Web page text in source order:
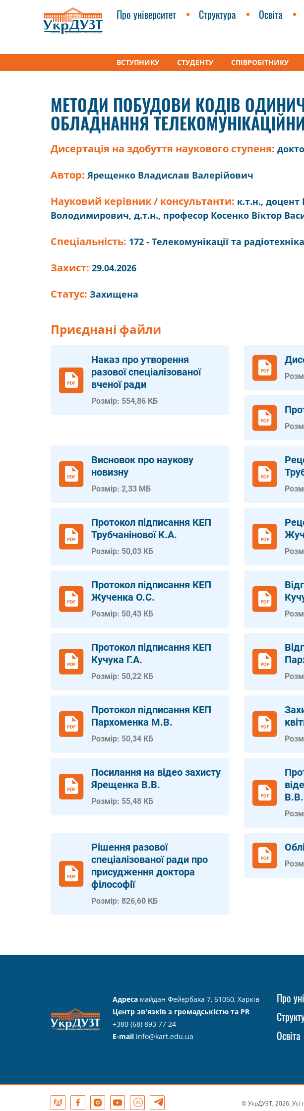
Про університет Структура Освіта
ВСТУПНИКУ СТУДЕНТУ СПІВРОБІТНИКУ
Дисертації Методи побудови кодів одиничної відстані
МЕТОДИ ПОБУДОВИ КОДІВ
ОБЛАДНАННЯ
Дисертація на здобуття наукового ступеня:
Автор: Ярещенко Владислав Валерійович
Науковий керівник / консультанти: к.т.н., доцент
Володимирович, д.т.н., професор Косенко Віктор
Спеціальність: 172 - Телекомунікації та радіотехніка
Захист: 29.04.2026
Статус: Захищена
Приєднані файли
Наказ про утворення
разової спеціалізованої
вченої ради
Розмір: 554,86 КБ
Висновок про наукову
новизну
Розмір: 2,33 МБ
Протокол підписання КЕП
Трубчанінової К.А.
Розмір: 50,03 КБ
Протокол підписання КЕП
Жученка О.С.
Розмір: 50,43 КБ
Протокол підписання КЕП
Кучука Г.А.
Розмір: 50,22 КБ
Протокол підписання КЕП
Пархоменка М.В.
Розмір: 50,34 КБ
Посилання на відео захисту
Ярещенка В.В.
Розмір: 55,48 КБ
В.В.
Рішення разової
спеціалізованої ради про
присудження доктора
філософії
Розмір: 826,60 КБ
Адреса майдан Фейєрбаха 7, 61050, Харків
Центр зв'язків з громадськістю та PR
+380 (68) 893 77 24
E-mail info@kart.edu.ua
Про
Освіта
© УкрДУЗТ, 2026, Усі